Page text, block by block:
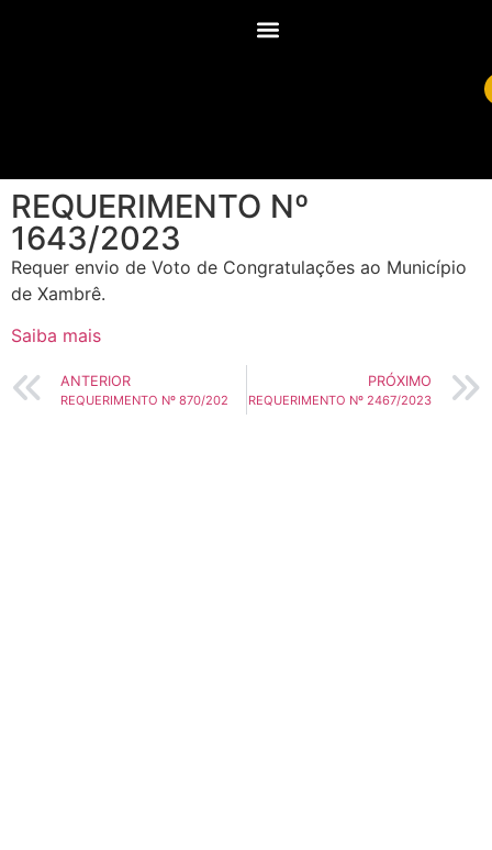
REQUERIMENTO Nº
1643/2023
Requer envio de Voto de Congratulações ao Município
de Xambrê.
Saiba mais
ANTERIOR
REQUERIMENTO Nº 870/202
PRÓXIMO
REQUERIMENTO Nº 2467/2023